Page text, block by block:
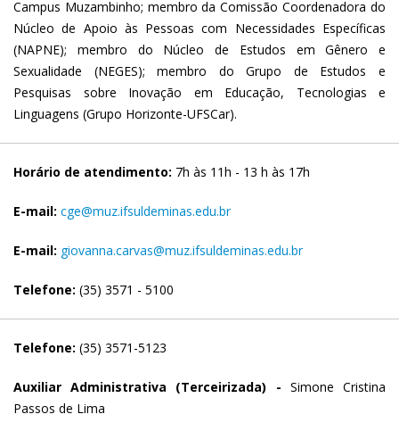
Campus Muzambinho; membro da Comissão Coordenadora do
Núcleo de Apoio às Pessoas com Necessidades Específicas
(NAPNE); membro do Núcleo de Estudos em Gênero e
Sexualidade (NEGES); membro do Grupo de Estudos e
Pesquisas sobre Inovação em Educação, Tecnologias e
Linguagens (Grupo Horizonte-UFSCar).
Horário de atendimento: 7h às 11h - 13 h às 17h
E-mail: cge@muz.ifsuldeminas.edu.br
E-mail: giovanna.carvas@muz.ifsuldeminas.edu.br
Telefone: (35) 3571 - 5100
Telefone: (35) 3571-5123
Auxiliar Administrativa (Terceirizada) - Simone Cristina
Passos de Lima